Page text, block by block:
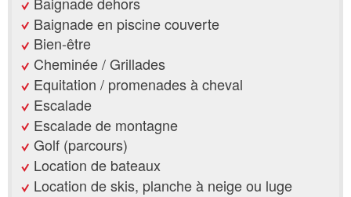
Baignade en piscine couverte
Bien-être
Cheminée / Grillades
Equitation / promenades à cheval
Escalade
Escalade de montagne
Golf (parcours)
Location de bateaux
Location de skis, planche à neige ou luge